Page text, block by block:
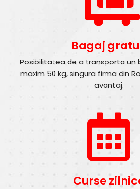
Bagaj
Posibilitatea de a transporta un
maxim 50 kg, singura firma din
avantaj.
Curse